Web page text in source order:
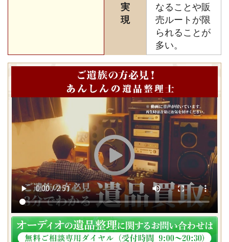
実
現
なることや販
売ルートが限
られることが
多い。